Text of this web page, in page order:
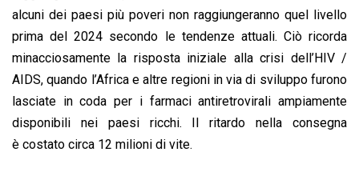
alcuni dei paesi più poveri non raggiungeranno quel livello
prima del 2024 secondo le tendenze attuali. Ciò ricorda
minacciosamente la risposta iniziale alla crisi dell’HIV /
AIDS, quando l’Africa e altre regioni in via di sviluppo furono
lasciate in coda per i farmaci antiretrovirali ampiamente
disponibili nei paesi ricchi. Il ritardo nella consegna
è costato circa 12 milioni di vite.